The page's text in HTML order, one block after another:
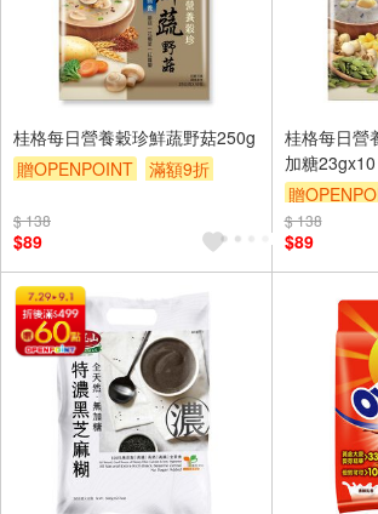
桂格每日營養穀珍鮮蔬野菇250g
贈OPENPOINT
滿額9折
$ 138
$89
桂格每日營
加糖23gx10
贈
贈$200
$ 138
$89